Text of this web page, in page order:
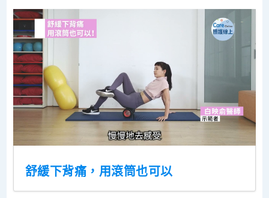
舒緩下背痛，用滾筒也可以